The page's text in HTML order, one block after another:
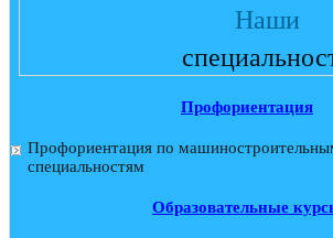
Наши
Профориентация
Профориентация по
специальностям
Образовательные